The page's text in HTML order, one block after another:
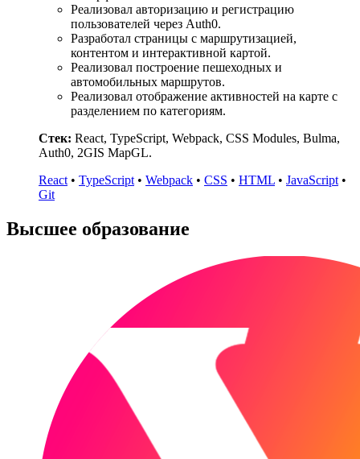
Реализовал авторизацию и регистрацию
пользователей через Auth0.
Разработал страницы с маршрутизацией,
контентом и интерактивной картой.
Реализовал построение пешеходных и
автомобильных маршрутов.
Реализовал отображение активностей на карте с
разделением по категориям.
Стек: React, TypeScript, Webpack, CSS Modules, Bulma,
Auth0, 2GIS MapGL.
React • TypeScript • Webpack • CSS • HTML • JavaScript •
Git
Высшее образование